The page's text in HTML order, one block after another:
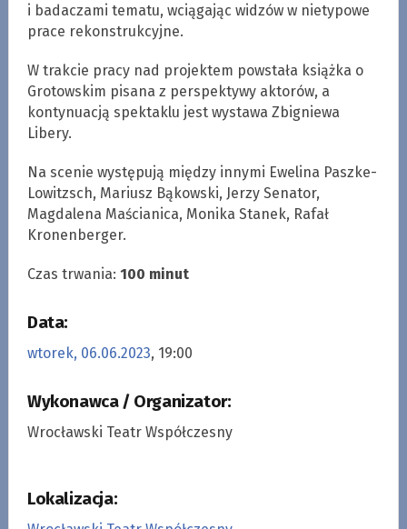
i badaczami tematu, wciągając widzów w nietypowe
prace rekonstrukcyjne.
W trakcie pracy nad projektem powstała książka o
Grotowskim pisana z perspektywy aktorów, a
kontynuacją spektaklu jest wystawa Zbigniewa
Libery.
Na scenie występują między innymi Ewelina Paszke-
Lowitzsch, Mariusz Bąkowski, Jerzy Senator,
Magdalena Maścianica, Monika Stanek, Rafał
Kronenberger.
Czas trwania: 100 minut
Data:
wtorek, 06.06.2023, 19:00
Wykonawca / Organizator:
Wrocławski Teatr Współczesny
Lokalizacja: